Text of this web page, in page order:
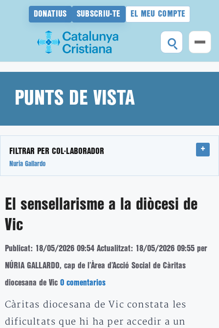
DONATIUS SUBSCRIU-TE EL MEU COMPTE
contingutPUNTS DE VISTA
FILTRAR PER COL·LABORADOR
Nuria Gallardo
El sensellarisme a la diòcesi de
Vic
Publicat: 18/05/2026 09:54 Actualitzat: 18/05/2026 09:55 per
NÚRIA GALLARDO, cap de l’Àrea d’Acció Social de Càritas
diocesana de Vic 0 comentarios
Càritas diocesana de Vic constata les
dificultats que hi ha per accedir a un